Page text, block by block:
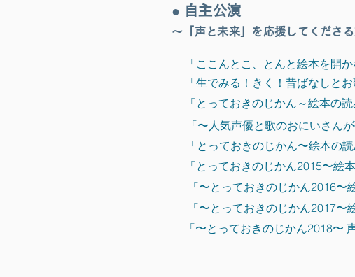
● 自主公演
〜「 声と未来」を応援してくださ
「ここんとこ、とんと絵本を開
「生でみる！きく！昔ばなしとお
「とっておきのじかん～絵本の
「〜人気声優と歌のおにいさん
「とっておきのじかん〜絵本の
「とっておきのじかん2015〜絵
「〜とっておきのじかん2016〜
「〜とっておきのじかん2017〜
「〜とっておきのじかん2018〜